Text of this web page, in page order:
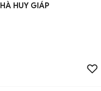
- HÀ HUY GIÁP